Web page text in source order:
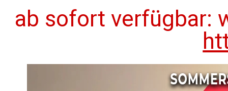
ab sofort verfügbar: